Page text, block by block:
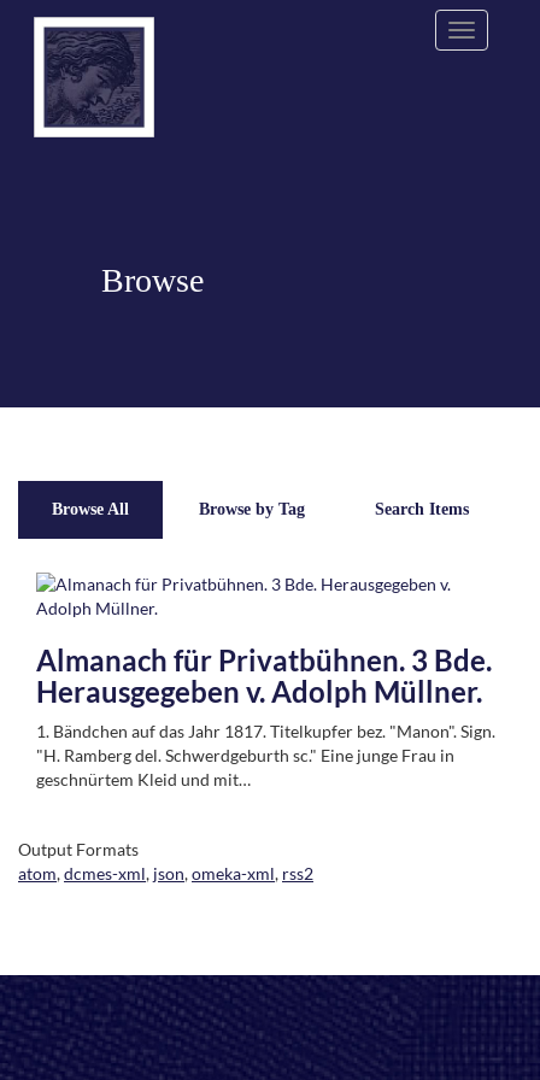
Menu
Browse
Browse All Browse by Tag Search Items
Almanach für Privatbühnen. 3 Bde.
Herausgegeben v. Adolph Müllner.
1. Bändchen auf das Jahr 1817. Titelkupfer bez. "Manon". Sign.
"H. Ramberg del. Schwerdgeburth sc." Eine junge Frau in
geschnürtem Kleid und mit…
Output Formats
atom,dcmes-xml, json,omeka-xml, rss2